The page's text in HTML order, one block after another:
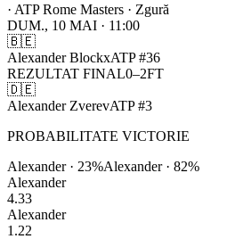
· ATP Rome Masters · Zgură
DUM., 10 MAI · 11:00
🇧🇪
Alexander BlockxATP#36
REZULTAT FINAL0–2FT
🇩🇪
Alexander ZverevATP#3
PROBABILITATE VICTORIE
Alexander· 23%Alexander· 82%
Alexander
4.33
Alexander
1.22